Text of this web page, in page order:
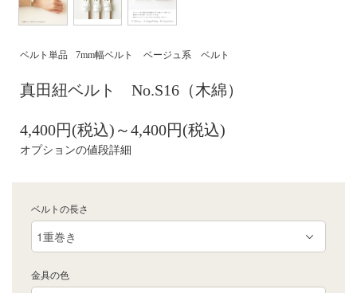
ベルト単品 7mm幅ベルト ベージュ系 ベルト
真田紐ベルト No.S16（木綿）
4,400円(税込)～4,400円(税込)
オプションの値段詳細
ベルトの長さ
金具の色